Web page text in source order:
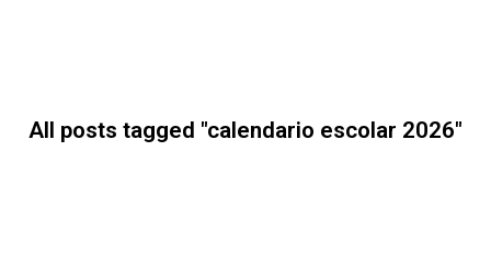
All posts tagged "calendario escolar 2026"